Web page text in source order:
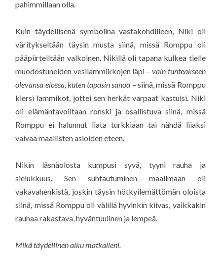
pahimmillaan olla.
Kuin täydellisenä symbolina vastakohdilleen, Niki oli
väritykseltään täysin musta siinä, missä Romppu oli
pääpiirteiltään valkoinen. Nikillä oli tapana kulkea tielle
muodostuneiden vesilammikkojen läpi – vain tunteakseen
olevansa elossa, kuten tapasin sanoa –siinä, missä Romppu
kiersi lammikot, jottei sen herkät varpaat kastuisi. Niki
oli elämäntavoiltaan ronski ja osallistuva siinä, missä
Romppu ei halunnut liata turkkiaan tai nähdä liiaksi
vaivaa maallisten asioiden eteen.
Nikin läsnäolosta kumpusi syvä, tyyni rauha ja
sielukkuus. Sen suhtautuminen maailmaan oli
vakavahenkistä, joskin täysin hötkyilemättömän oloista
siinä, missä Romppu oli välillä hyvinkin kiivas, vaikkakin
rauhaa rakastava, hyväntuulinen ja lempeä.
Mikä täydellinen alku matkalleni.